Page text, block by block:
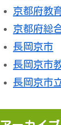
京都府教
京都府総
長岡京市
長岡京市
長岡京市